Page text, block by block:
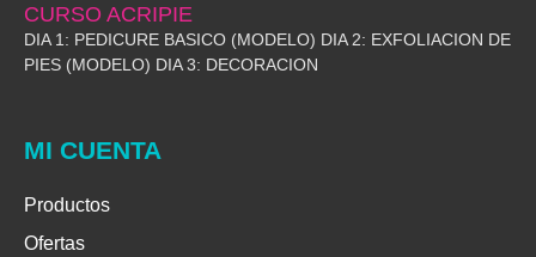
CURSO ACRIPIE
DIA 1: PEDICURE BASICO (MODELO) DIA 2: EXFOLIACION DE
PIES (MODELO) DIA 3: DECORACION
MI CUENTA
Productos
Ofertas